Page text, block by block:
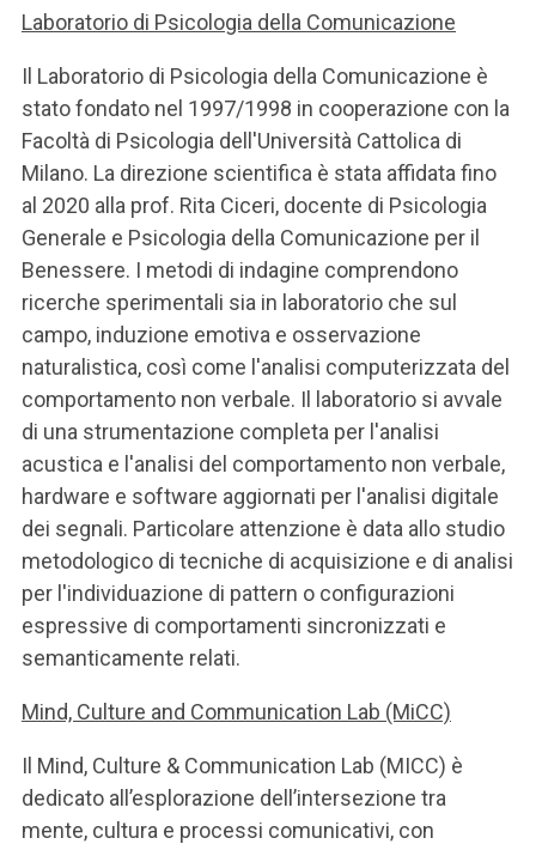
Laboratorio di Psicologia della Comunicazione
Il Laboratorio di Psicologia della Comunicazione è
stato fondato nel 1997/1998 in cooperazione con la
Facoltà di Psicologia dell'Università Cattolica di
Milano. La direzione scientifica è stata affidata fino
al 2020 alla prof. Rita Ciceri, docente di Psicologia
Generale e Psicologia della Comunicazione per il
Benessere. I metodi di indagine comprendono
ricerche sperimentali sia in laboratorio che sul
campo, induzione emotiva e osservazione
naturalistica, così come l'analisi computerizzata del
comportamento non verbale. Il laboratorio si avvale
di una strumentazione completa per l'analisi
acustica e l'analisi del comportamento non verbale,
hardware e software aggiornati per l'analisi digitale
dei segnali. Particolare attenzione è data allo studio
metodologico di tecniche di acquisizione e di analisi
per l'individuazione di pattern o configurazioni
espressive di comportamenti sincronizzati e
semanticamente relati.
Mind, Culture and Communication Lab (MiCC)
Il Mind, Culture & Communication Lab (MICC) è
dedicato all’esplorazione dell’intersezione tra
mente, cultura e processi comunicativi, con